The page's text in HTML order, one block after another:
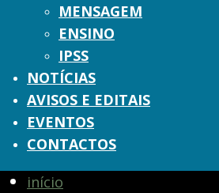
MENSAGEM
ENSINO
IPSS
NOTÍCIAS
AVISOS E EDITAIS
EVENTOS
CONTACTOS
início